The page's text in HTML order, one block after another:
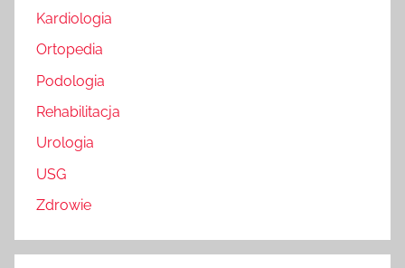
Kardiologia
Ortopedia
Podologia
Rehabilitacja
Urologia
USG
Zdrowie